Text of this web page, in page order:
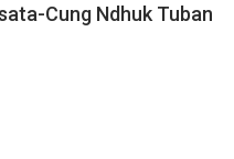
Cung Ndhuk Tuban